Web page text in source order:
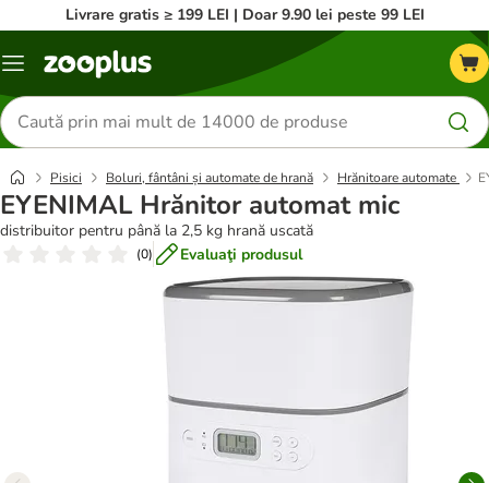
Livrare gratis ≥ 199 LEI | Doar 9.90 lei peste 99 LEI
Categorii
Căutare
produse
Pisici Boluri, fântâni și automate de hrană Hrănitoare automate
EYENIMAL Hrănitor automat mic
distribuitor pentru până la 2,5 kg hrană uscată
(0) Evaluaţi produsul